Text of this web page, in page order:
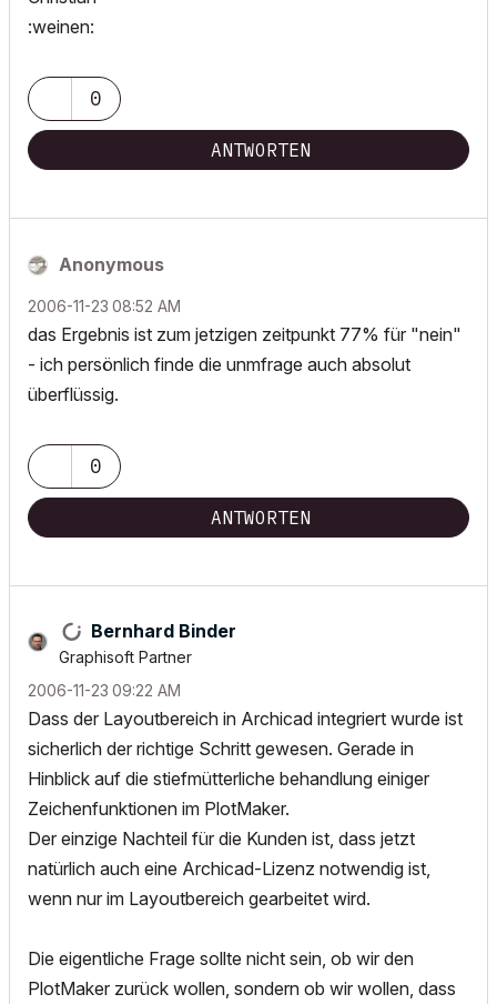
:weinen:
0
ANTWORTEN
Anonymous
‎2006-11-23 08:52 AM
das Ergebnis ist zum jetzigen zeitpunkt 77% für "nein"
- ich persönlich finde die unmfrage auch absolut
überflüssig.
0
ANTWORTEN
Bernhard Binder
Graphisoft Partner
‎2006-11-23 09:22 AM
Dass der Layoutbereich in Archicad integriert wurde ist
sicherlich der richtige Schritt gewesen. Gerade in
Hinblick auf die stiefmütterliche behandlung einiger
Zeichenfunktionen im PlotMaker.
Der einzige Nachteil für die Kunden ist, dass jetzt
natürlich auch eine Archicad-Lizenz notwendig ist,
wenn nur im Layoutbereich gearbeitet wird.
Die eigentliche Frage sollte nicht sein, ob wir den
PlotMaker zurück wollen, sondern ob wir wollen, dass